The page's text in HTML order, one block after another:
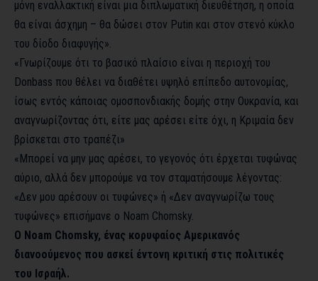
μόνη εναλλακτική είναι μια διπλωματική διευθέτηση, η οποία
θα είναι άσχημη – θα δώσει στον Putin και στον στενό κύκλο
του δίοδο διαφυγής».
«Γνωρίζουμε ότι το βασικό πλαίσιο είναι η περιοχή του
Donbass που θέλει να διαθέτει υψηλό επίπεδο αυτονομίας,
ίσως εντός κάποιας ομοσπονδιακής δομής στην Ουκρανία, και
αναγνωρίζοντας ότι, είτε μας αρέσει είτε όχι, η Κριμαία δεν
βρίσκεται στο τραπέζι»
«Μπορεί να μην μας αρέσει, το γεγονός ότι έρχεται τυφώνας
αύριο, αλλά δεν μπορούμε να τον σταματήσουμε λέγοντας:
«Δεν μου αρέσουν οι τυφώνες» ή «Δεν αναγνωρίζω τους
τυφώνες» επισήμανε ο Noam Chomsky.
Ο Noam Chomsky, ένας κορυφαίος Αμερικανός
διανοούμενος που ασκεί έντονη κριτική στις πολιτικές
του Ισραήλ.